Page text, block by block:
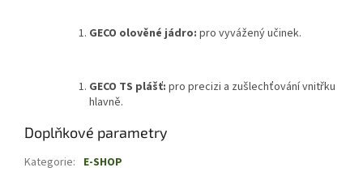
GECO olověné jádro: pro vyvážený učinek.
GECO TS plášť: pro precizi a zušlechťování vnitřku
hlavně.
Doplňkové parametry
Kategorie: E-SHOP